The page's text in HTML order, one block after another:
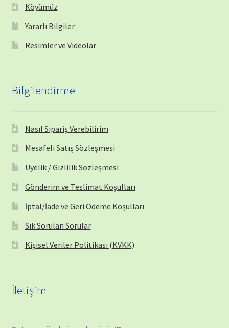
Köyümüz
Yararlı Bilgiler
Resimler ve Videolar
Bilgilendirme
Nasıl Sipariş Verebilirim
Mesafeli Satış Sözleşmesi
Üyelik / Gizlilik Sözleşmesi
Gönderim ve Teslimat Koşulları
İptal/İade ve Geri Ödeme Koşulları
Sık Sorulan Sorular
Kişisel Veriler Politikası (KVKK)
İletişim